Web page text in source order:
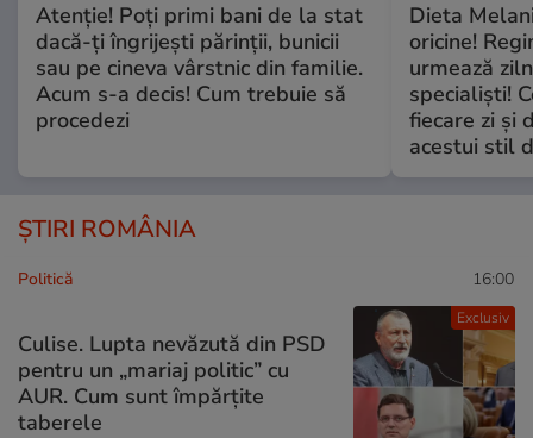
Atenție! Poți primi bani de la stat
dacă-ți îngrijești părinții, bunicii
sau pe cineva vârstnic din familie.
Acum s-a decis! Cum trebuie să
procedezi
Dieta
oricine!
urmează
specialiști!
fiecare zi și
acestui stil
ȘTIRI ROMÂNIA
Exclusiv
Politică 16:00
Culise. Lupta nevăzută din PSD
pentru un „mariaj politic” cu
AUR. Cum sunt împărțite
taberele